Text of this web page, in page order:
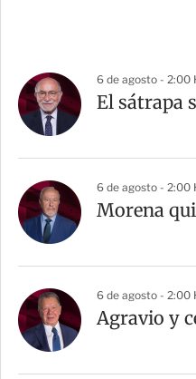
6 de agosto - 2:00
El sátrapa
6 de agosto - 2:00
Morena
6 de agosto - 2:00
Agravio y